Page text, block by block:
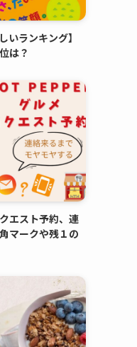
いランキング】
は？
エスト予約、連
マークや残１の